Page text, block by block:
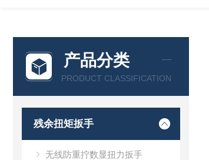
产品分类
PRODUCT CLASSIFICATION
残余扭矩扳手
无线防重拧数显扭力扳手